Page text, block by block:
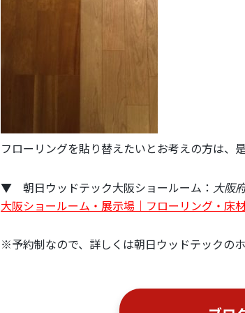
フローリングを貼り替えたいとお考えの方は、
▼ 朝日ウッドテック大阪ショールーム： 大阪
大阪ショールーム・展示場｜フローリング・
※予約制なので、詳しくは朝日ウッドテックの